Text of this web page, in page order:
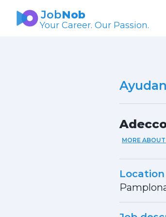
JobNob
Your Career. Our Passion.
MORE
Location